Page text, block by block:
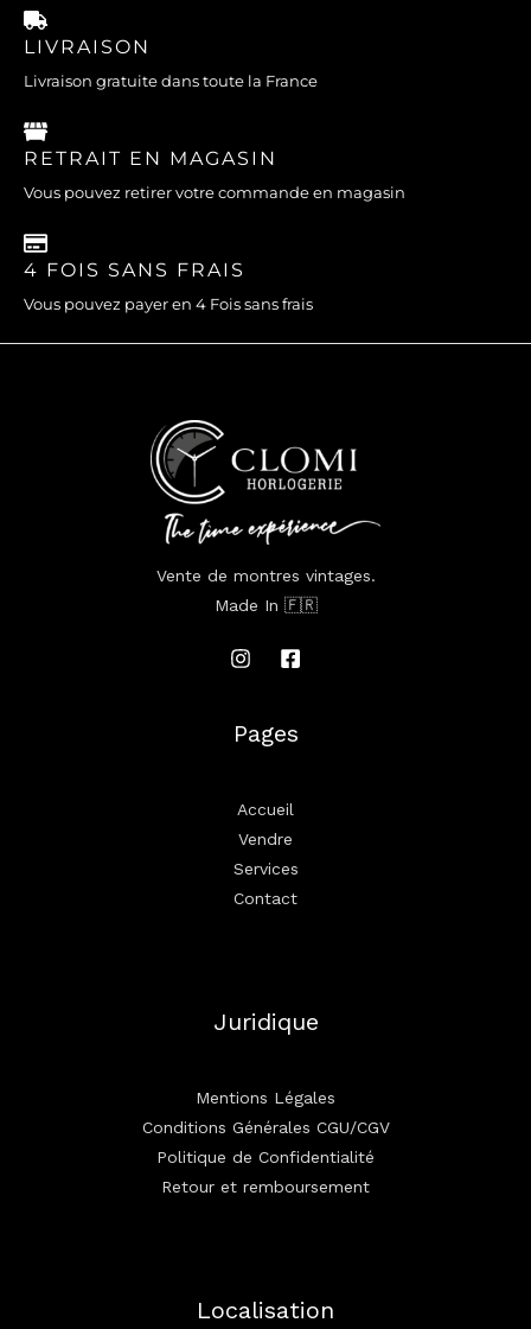
LIVRAISON
Livraison gratuite dans toute la France
RETRAIT EN MAGASIN
Vous pouvez retirer votre commande en magasin
4 FOIS SANS FRAIS
Vous pouvez payer en 4 Fois sans frais
Vente de montres vintages.
Made In 🇫🇷
Pages
Accueil
Vendre
Services
Contact
Juridique
Mentions Légales
Conditions Générales CGU/CGV
Politique de Confidentialité
Retour et remboursement
Localisation